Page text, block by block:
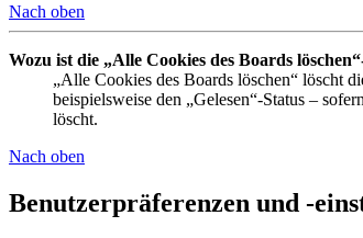
Nach oben
Wozu ist die „Alle Cookies des Boards
„Alle Cookies des Boards löschen“ löscht
beispielsweise den „Gelesen“-Status –
löscht.
Nach oben
Benutzerpräferenzen und -